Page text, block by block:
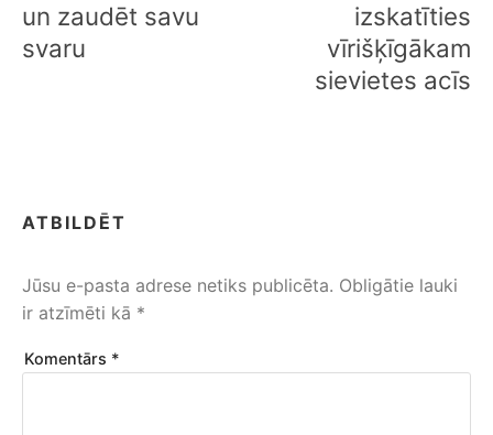
un zaudēt savu
svaru
izskatīties
vīrišķīgākam
sievietes acīs
ATBILDĒT
Jūsu e-pasta adrese netiks publicēta. Obligātie lauki
ir atzīmēti kā *
Komentārs *